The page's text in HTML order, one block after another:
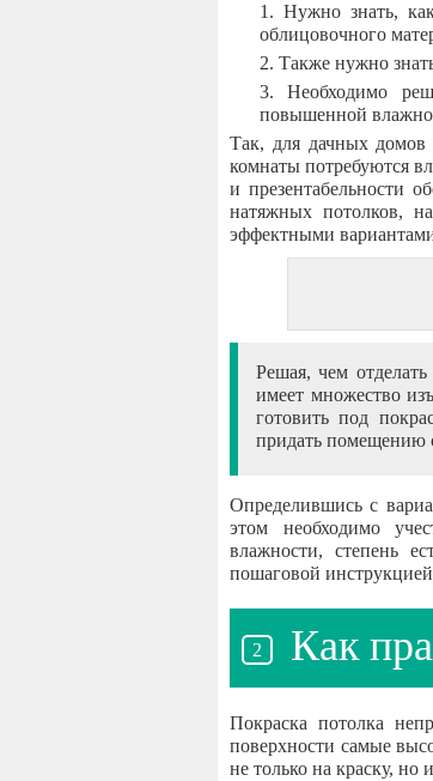
Нужно знать,
облицовочного
Также нужно
Необходимо
повышенной
Так, для дачных
комнаты потребуются
и презентабельности
натяжных потолков,
эффектными
Решая, чем
имеет множество
готовить под
придать помещению
Определившись с
этом необходимо
влажности, степень
пошаговой
Как
Покраска потолка
поверхности самые
не только на краску, но